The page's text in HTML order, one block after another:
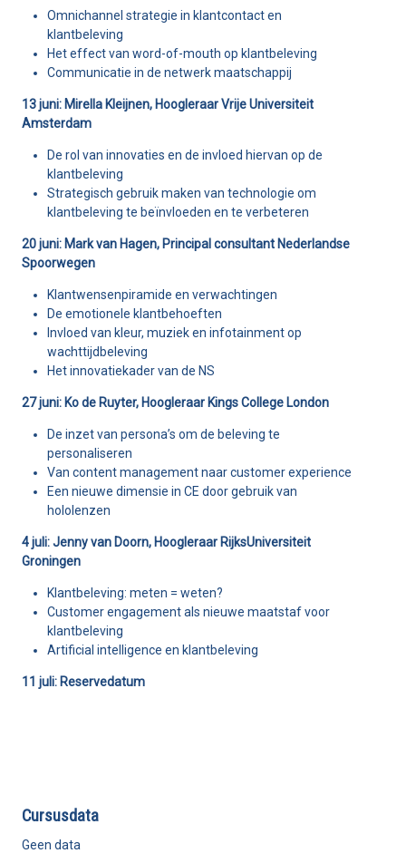
Omnichannel strategie in klantcontact en
klantbeleving
Het effect van word-of-mouth op klantbeleving
Communicatie in de netwerk maatschappij
13 juni: Mirella Kleijnen, Hoogleraar Vrije Universiteit
Amsterdam
De rol van innovaties en de invloed hiervan op de
klantbeleving
Strategisch gebruik maken van technologie om
klantbeleving te beïnvloeden en te verbeteren
20 juni: Mark van Hagen, Principal consultant Nederlandse
Spoorwegen
Klantwensenpiramide en verwachtingen
De emotionele klantbehoeften
Invloed van kleur, muziek en infotainment op
wachttijdbeleving
Het innovatiekader van de NS
27 juni: Ko de Ruyter, Hoogleraar Kings College London
De inzet van persona’s om de beleving te
personaliseren
Van content management naar customer experience
Een nieuwe dimensie in CE door gebruik van
hololenzen
4 juli: Jenny van Doorn, Hoogleraar RijksUniversiteit
Groningen
Klantbeleving: meten = weten?
Customer engagement als nieuwe maatstaf voor
klantbeleving
Artificial intelligence en klantbeleving
11 juli: Reservedatum
Cursusdata
Geen data